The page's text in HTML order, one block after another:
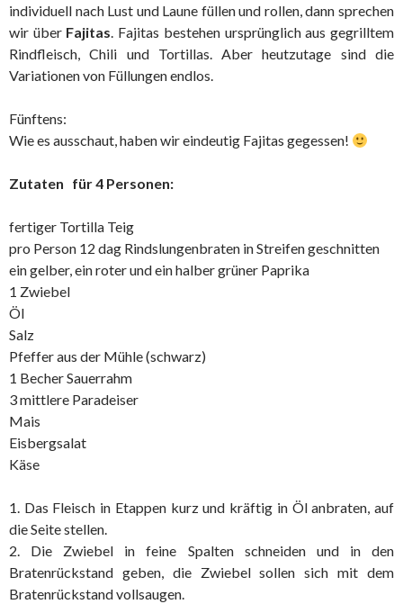
individuell nach Lust und Laune füllen und rollen, dann sprechen
wir über Fajitas. Fajitas bestehen ursprünglich aus gegrilltem
Rindfleisch, Chili und Tortillas. Aber heutzutage sind die
Variationen von Füllungen endlos.
Fünftens:
Wie es ausschaut, haben wir eindeutig Fajitas gegessen!
Zutaten für 4 Personen:
fertiger Tortilla Teig
pro Person 12 dag Rindslungenbraten in Streifen geschnitten
ein gelber, ein roter und ein halber grüner Paprika
1 Zwiebel
Öl
Salz
Pfeffer aus der Mühle (schwarz)
1 Becher Sauerrahm
3 mittlere Paradeiser
Mais
Eisbergsalat
Käse
1. Das Fleisch in Etappen kurz und kräftig in Öl anbraten, auf
die Seite stellen.
2. Die Zwiebel in feine Spalten schneiden und in den
Bratenrückstand geben, die Zwiebel sollen sich mit dem
Bratenrückstand vollsaugen.